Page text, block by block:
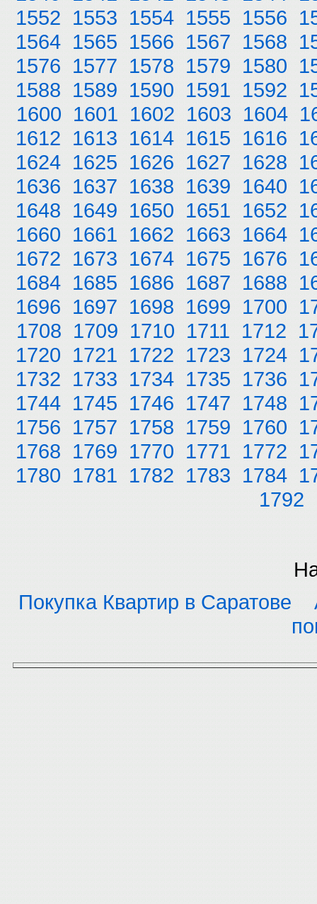
1552 1553 1554 1555 1556
1564 1565 1566 1567 1568
1576 1577 1578 1579 1580
1588 1589 1590 1591 1592
1600 1601 1602 1603 1604
1612 1613 1614 1615 1616
1624 1625 1626 1627 1628
1636 1637 1638 1639 1640
1648 1649 1650 1651 1652
1660 1661 1662 1663 1664
1672 1673 1674 1675 1676
1684 1685 1686 1687 1688
1696 1697 1698 1699 1700
1708 1709 1710 1711 1712
1720 1721 1722 1723 1724
1732 1733 1734 1735 1736
1744 1745 1746 1747 1748
1756 1757 1758 1759 1760
1768 1769 1770 1771 1772
1780 1781 1782 1783 1784
1792
Покупка Квартир в Саратове